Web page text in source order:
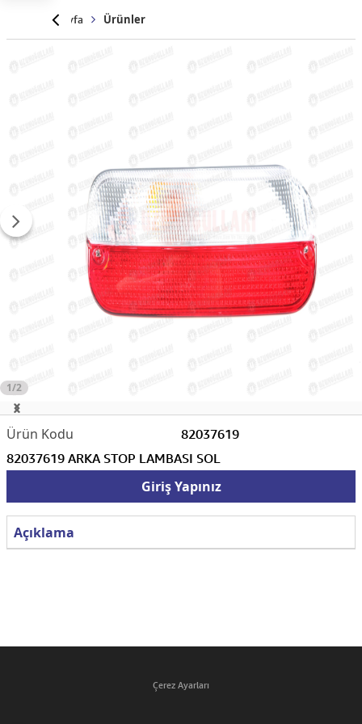
Anasayfa Ürünler
1/2
82037619
82037619 ARKA STOP LAMBASI SOL
Giriş Yapınız
Açıklama
Çerez Ayarları